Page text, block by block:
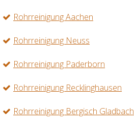
Rohrreinigung Aachen
Rohrreinigung Neuss
Rohrreinigung Paderborn
Rohrreinigung Recklinghausen
Rohrreinigung Bergisch Gladbach